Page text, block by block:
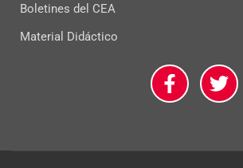
Boletines del CEA
Material Didáctico